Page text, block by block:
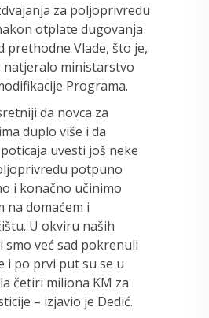
za poljoprivredu
otplate dugovanja
prethodne Vlade, što je,
natjeralo ministarstvo
Programa.
da novca za
duplo više i da
uvesti još neke
potpuno
i konačno učinimo
domaćem i
U okviru naših
smo već sad pokrenuli
i po prvi put su se u
četiri miliona KM za
– izjavio je Dedić.